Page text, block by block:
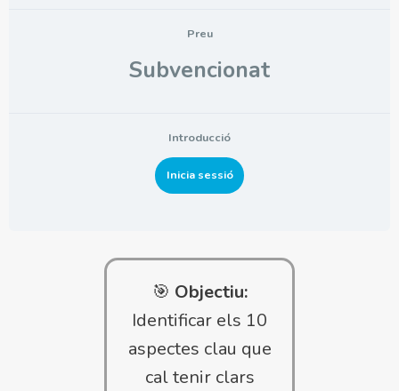
Preu
Subvencionat
Introducció
Inicia sessió
🎯 Objectiu:
Identificar els 10
aspectes clau que
cal tenir clars